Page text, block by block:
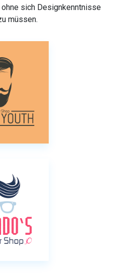
sich Designkenntnisse
müssen.